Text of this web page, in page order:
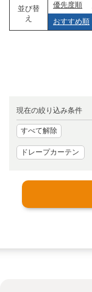
並び替
え
優先度順
おすすめ順
現在の絞り込み条件
すべて解除
ドレープカーテン